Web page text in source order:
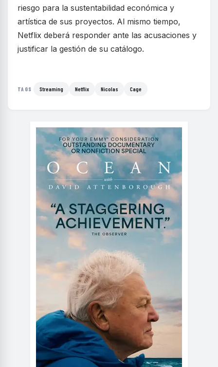
riesgo para la sustentabilidad económica y
artística de sus proyectos. Al mismo tiempo,
Netflix deberá responder ante las acusaciones y
justificar la gestión de su catálogo.
TAGS Streaming Netflix Nicolas Cage